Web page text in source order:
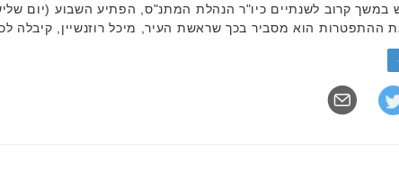
במשך קרוב לשנתיים כיו"ר הנהלת המתנ"ס, הפתיע השבוע (יום
ההתפטרות הוא מסביר בכך שראשת העיר, מיכל רוזנשיין, קיבלה